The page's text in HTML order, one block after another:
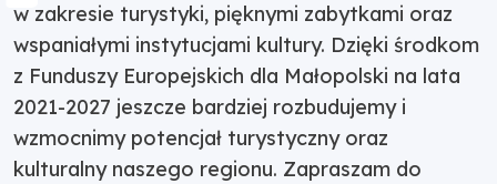
w zakresie turystyki, pięknymi zabytkami oraz
wspaniałymi instytucjami kultury. Dzięki środkom
z Funduszy Europejskich dla Małopolski na lata
2021-2027 jeszcze bardziej rozbudujemy i
wzmocnimy potencjał turystyczny oraz
kulturalny naszego regionu. Zapraszam do